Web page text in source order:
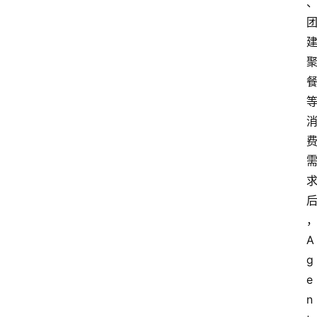
团
建
聚
餐
等
消
费
需
求
后
，
A
g
e
n